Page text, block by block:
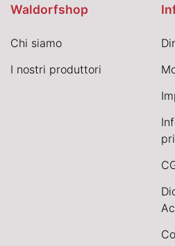
Waldorfshop
Chi siamo
I nostri produttori